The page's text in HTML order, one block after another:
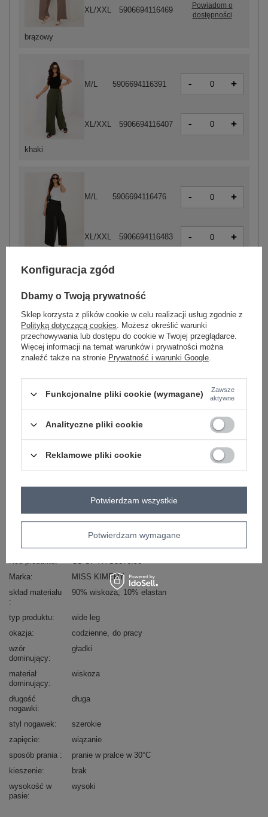
khaki
M/L 5906694116391 - +
XL/XXL 5906694116407 - +
M/L 5906694116476 - +
XL/XXL 5906694116483 - +
M/L 5906694116414 +
XL/XXL 5906694116421 -
brązowy
XL/XXL 5906694116469
Powiadom o
dostępności
Zobacz wszystkie kolory (+2)
+48 601 547 740 Zadaj pytanie
skład materiału : 90% wiskoza, 10% elastan
sposób prania : pranie w pralce w 30°C
Kod produktu
CS-SP-XYS3376.96
Marka
MISS KIMERY
skład materiału
90% wiskoza 10% elastan
typ produktu
wide leg
okazja
codzienne do pracy
wzór
dominujący
gładki
materiał
dominujący
wiskoza
długość
nogawki
długa
styl nogawek
szerokie
zapięcie
wiązanie
sposób prania
pranie w pralce w 30°C
kieszenie
brak
wysokość w
pasie
wysoki
Konfiguracja zgód
Dbamy o Twoją prywatność
Sklep korzysta z plików cookie w celu realizacji usług zgodnie z
Polityką dotyczącą cookies. Możesz określić warunki
przechowywania lub dostępu do cookie w Twojej przeglądarce.
Więcej informacji na temat warunków i prywatności można
znaleźć także na stronie Prywatność i warunki Google.
Funkcjonalne pliki cookie (wymagane)
Zawsze
aktywne
Analityczne pliki cookie
Reklamowe pliki cookie
Potwierdzam wymagane
Potwierdzam wszystkie